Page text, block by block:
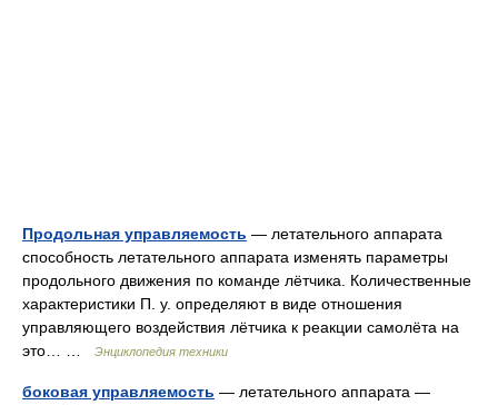
Продольная управляемость — летательного аппарата
способность летательного аппарата изменять параметры
продольного движения по команде лётчика. Количественные
характеристики П. у. определяют в виде отношения
управляющего воздействия лётчика к реакции самолёта на
это… …
Энциклопедия техники
боковая управляемость — летательного аппарата —